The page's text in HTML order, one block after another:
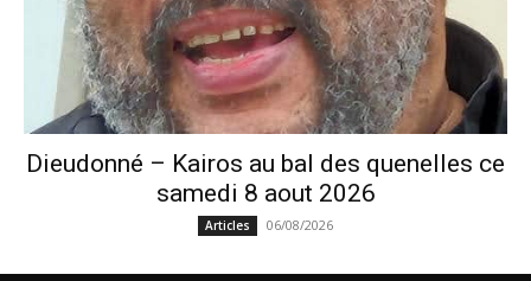
Dieudonné – Kairos au bal des quenelles ce
samedi 8 aout 2026
Articles 06/08/2026